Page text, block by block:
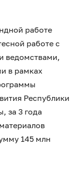
работе
работе с
ведомствами,
в рамках
Республики
за 3 года
145 млн